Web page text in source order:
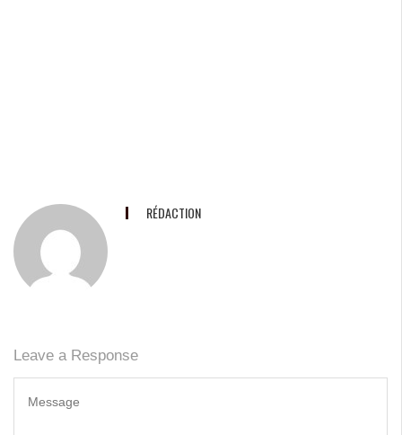
RÉDACTION
Leave a Response